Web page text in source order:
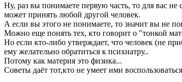
Ну, раз вы понимаете первую часть, то для вас
может принять любой другой человек.
А если вы этого не понимаете, то значит вы не
Можно еще понять тех, кто говорит о "тонкой
Но если кто-либо утверждает, что человек (не
ему желательно обратиться к психиатру..
Потому как материя это физика...
Советы даёт тот,кто не умеет ими воспользоваться